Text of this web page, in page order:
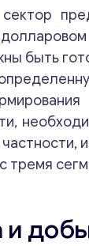
быть
тремя
и